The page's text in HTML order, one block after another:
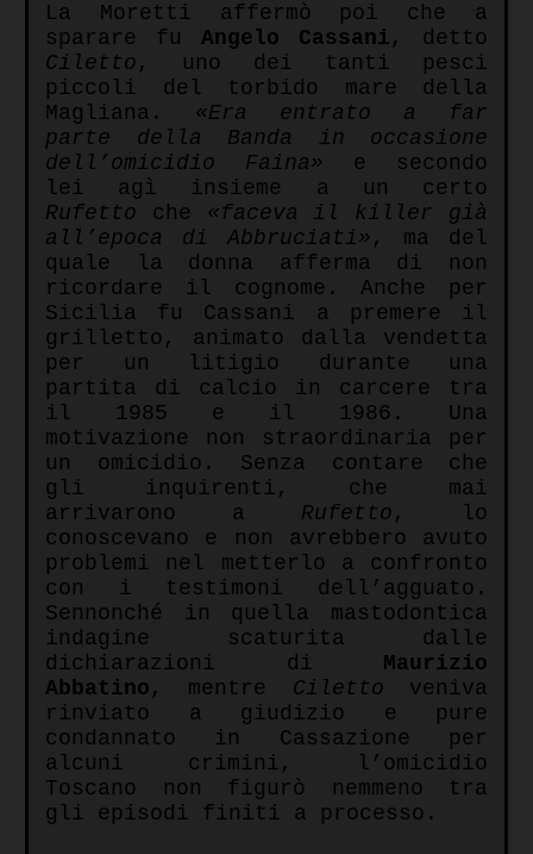
La Moretti affermò poi che a
sparare fu Angelo Cassani , detto
Ciletto , uno dei tanti pesci
piccoli del torbido mare della
Magliana. «Era entrato a far
parte della Banda in occasione
dell’omicidio Faina» e secondo
lei agì insieme a un certo
Rufetto
che «faceva il killer già
all’epoca di Abbruciati» , ma del
quale la donna afferma di non
ricordare il cognome. Anche per
Sicilia fu Cassani a premere il
grilletto, animato dalla vendetta
per un litigio durante una
partita di calcio in carcere tra
il 1985 e il 1986. Una
motivazione non straordinaria per
un omicidio. Senza contare che
gli inquirenti, che mai
arrivarono a Rufetto , lo
conoscevano e non avrebbero avuto
problemi nel metterlo a confronto
con i testimoni dell’agguato.
Sennonché in quella mastodontica
indagine scaturita dalle
dichiarazioni di Maurizio
Abbatino , mentre Ciletto veniva
rinviato a giudizio e pure
condannato in Cassazione per
alcuni crimini, l’omicidio
Toscano non figurò nemmeno tra
gli episodi finiti a processo.